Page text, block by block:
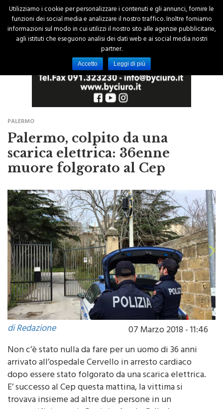
PALERMO
Palermo, colpito da una
scarica elettrica: 36enne
muore folgorato al Cep
di Redazione
07 Marzo 2018 - 11:46
Non c’è stato nulla da fare per un uomo di 36 anni
arrivato all’ospedale Cervello in arresto cardiaco
dopo essere stato folgorato da una scarica elettrica.
E’ successo al Cep questa mattina, la vittima si
trovava insieme ad altre due persone in un
cementificio tra via Parrini e fondo Gallo (ex
Utilizziamo i cookie per personalizzare i contenuti e gli annunci, fornire le
funzioni dei social media e analizzare il nostro traffico. Inoltre forniamo
informazioni sul modo in cui utilizzi il nostro sito alle agenzie pubblicitarie,
agli istituti che eseguono analisi dei dati web e ai social media nostri
partner.
Accetto Leggi di più